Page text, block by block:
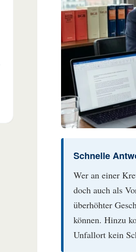
Schnelle
Wer an einer
doch auch als
überhöhter
können. Hinzu
Unfallort kein